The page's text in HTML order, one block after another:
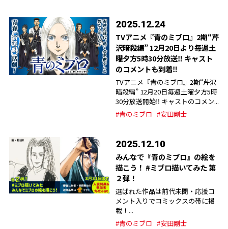
2025.12.24
TVアニメ『青のミブロ』2期“芹
沢暗殺編” 12月20日より毎週土
曜夕方5時30分放送‼︎ キャスト
のコメントも到着‼︎
TVアニメ『青のミブロ』2期“芹沢
暗殺編” 12月20日毎週土曜夕方5時
30分放送開始‼︎ キャストのコメン...
#青のミブロ #安田剛士
2025.12.10
みんなで『青のミブロ』の絵を
描こう！ #ミブロ描いてみた 第
２弾！
選ばれた作品は前代未聞・応援コ
メント入りでコミックスの帯に掲
載！...
#青のミブロ #安田剛士